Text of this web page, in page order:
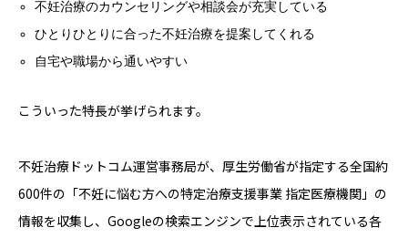
不妊治療のカウンセリングや相談会が充実している
ひとりひとりに合った不妊治療を提案してくれる
自宅や職場から通いやすい
こういった特長が挙げられます。
不妊治療ドットコム運営事務局が、厚生労働省が指定する全国約
600件の「不妊に悩む方への特定治療支援事業 指定医療機関」の
情報を収集し、Googleの検索エンジンで上位表示されている各